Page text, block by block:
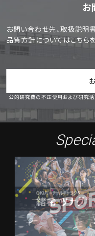
お
お問い合わせ先、取扱説明
品質方針についてはこちら
公的研究費の不正使用および研究
AIエッ動